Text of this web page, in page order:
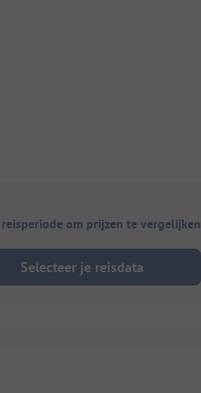
reisperiode om prijzen te vergelijken
Selecteer je reisdata